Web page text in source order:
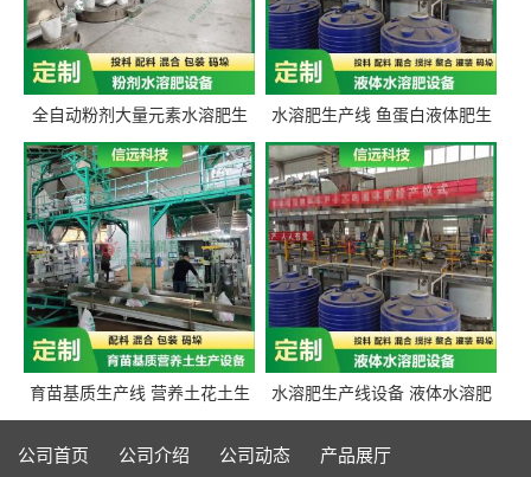
全自动粉剂大量元素水溶肥生
产设备 信远科技肥料生产设备
源头厂家
水溶肥生产线 鱼蛋白液体肥生
产设备 氨基酸液态肥全套设备
育苗基质生产线 营养土花土生
产线 有机肥生产线设备
水溶肥生产线设备 液体水溶肥
生产线 桶装液体水溶肥生产线
设备
公司首页 公司介绍 公司动态 产品展厅